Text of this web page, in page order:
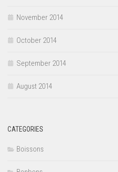
November 2014
October 2014
September 2014
August 2014
CATEGORIES
Boissons